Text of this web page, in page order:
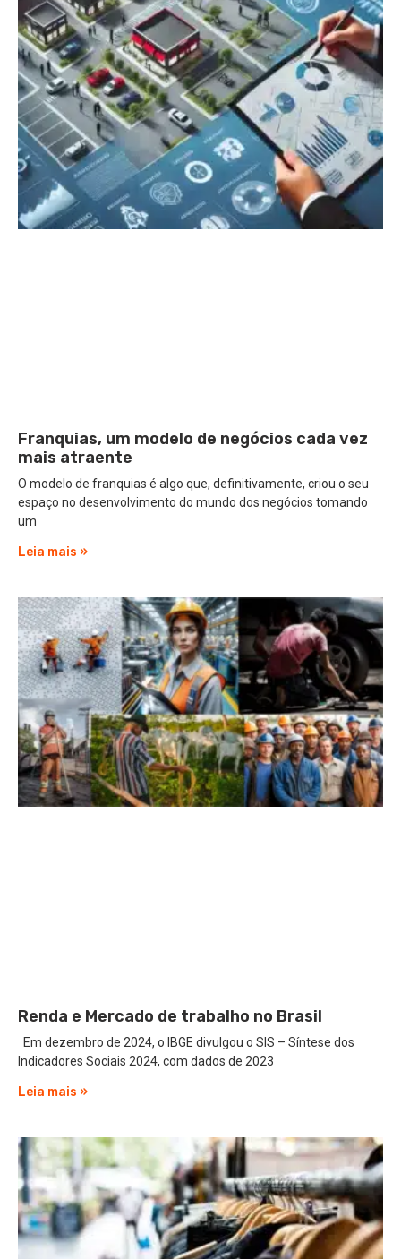
Franquias, um modelo de negócios cada vez
mais atraente
O modelo de franquias é algo que, definitivamente, criou o seu
espaço no desenvolvimento do mundo dos negócios tomando
um
Leia mais »
Renda e Mercado de trabalho no Brasil
Em dezembro de 2024, o IBGE divulgou o SIS – Síntese dos
Indicadores Sociais 2024, com dados de 2023
Leia mais »